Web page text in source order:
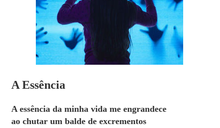
A Essência
A essência da minha vida me engrandece
ao chutar um balde de excrementos